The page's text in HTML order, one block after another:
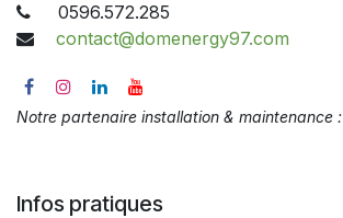
0596.572.285
contact@domenergy97.com
Notre partenaire installation & maintenance :
Infos pratiques